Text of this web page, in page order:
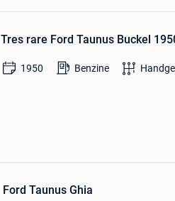
Tres rare Ford Taunus Buckel
1950 Benzine
Ford Taunus Ghia